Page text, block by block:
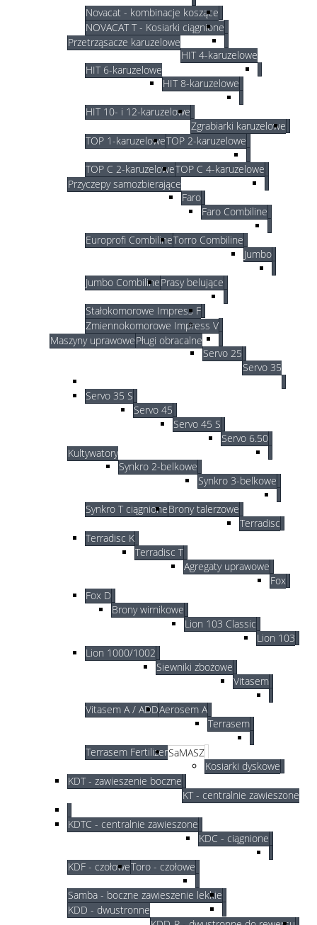
Novacat - kombinacje koszące
NOVACAT T - Kosiarki ciągnione
Przetrząsacze karuzelowe
HIT 4-karuzelowe
HIT 6-karuzelowe
HIT 8-karuzelowe
HIT 10- i 12-karuzelowe
Zgrabiarki karuzelowe
TOP 1-karuzeloweTOP 2-karuzelowe
TOP C 2-karuzeloweTOP C 4-karuzelowe
Przyczepy samozbierające
Faro
Faro Combiline
Europrofi CombilineTorro Combiline
Jumbo
Jumbo CombilinePrasy belujące
Stałokomorowe Impress F
Zmiennokomorowe Impress V
Maszyny uprawowePługi obracalne
Servo 25
Servo 35
Servo 35 S
Servo 45
Servo 45 S
Servo 6.50
Kultywatory
Synkro 2-belkowe
Synkro 3-belkowe
Synkro T ciągnioneBrony talerzowe
Terradisc
Terradisc K
Terradisc T
Agregaty uprawowe
Fox
Fox D
Brony wirnikowe
Lion 103 Classic
Lion 103
Lion 1000/1002
Siewniki zbożowe
Vitasem
Vitasem A / ADDAerosem A
Terrasem
Terrasem FertilizerSaMASZ
Kosiarki dyskowe
KDT - zawieszenie boczne
KT - centralnie zawieszone
KDTC - centralnie zawieszone
KDC - ciągnione
KDF - czołoweToro - czołowe
Samba - boczne zawieszenie lekkie
KDD - dwustronne